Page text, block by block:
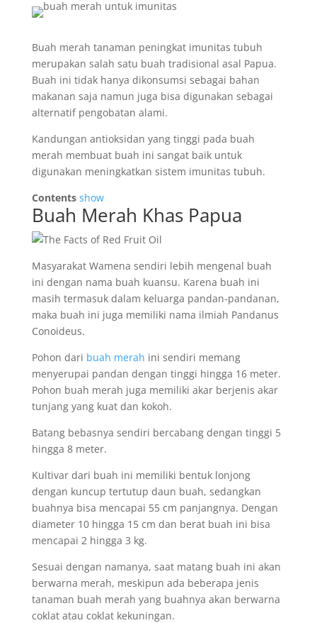
Buah merah tanaman peningkat imunitas tubuh
merupakan salah satu buah tradisional asal Papua.
Buah ini tidak hanya dikonsumsi sebagai bahan
makanan saja namun juga bisa digunakan sebagai
alternatif pengobatan alami.
Kandungan antioksidan yang tinggi pada buah
merah membuat buah ini sangat baik untuk
digunakan meningkatkan sistem imunitas tubuh.
Contents show
Buah Merah Khas Papua
Masyarakat Wamena sendiri lebih mengenal buah
ini dengan nama buah kuansu. Karena buah ini
masih termasuk dalam keluarga pandan-pandanan,
maka buah ini juga memiliki nama ilmiah Pandanus
Conoideus.
Pohon dari buah merah ini sendiri memang
menyerupai pandan dengan tinggi hingga 16 meter.
Pohon buah merah juga memiliki akar berjenis akar
tunjang yang kuat dan kokoh.
Batang bebasnya sendiri bercabang dengan tinggi 5
hingga 8 meter.
Kultivar dari buah ini memiliki bentuk lonjong
dengan kuncup tertutup daun buah, sedangkan
buahnya bisa mencapai 55 cm panjangnya. Dengan
diameter 10 hingga 15 cm dan berat buah ini bisa
mencapai 2 hingga 3 kg.
Sesuai dengan namanya, saat matang buah ini akan
berwarna merah, meskipun ada beberapa jenis
tanaman buah merah yang buahnya akan berwarna
coklat atau coklat kekuningan.